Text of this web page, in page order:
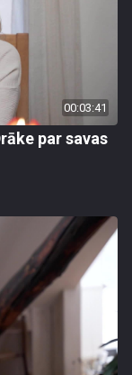
00:03:41
par savas